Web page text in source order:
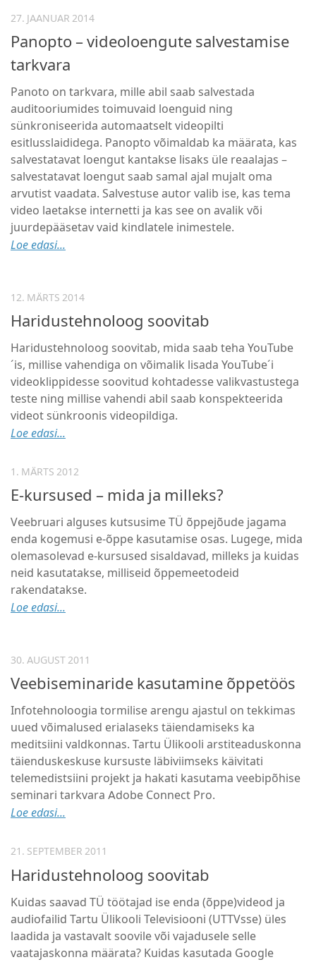
27. JAANUAR 2014
Panopto – videoloengute salvestamise
tarkvara
Panoto on tarkvara, mille abil saab salvestada
auditooriumides toimuvaid loenguid ning
sünkroniseerida automaatselt videopilti
esitlusslaididega. Panopto võimaldab ka määrata, kas
salvestatavat loengut kantakse lisaks üle reaalajas –
salvestatavat loengut saab samal ajal mujalt oma
arvutist vaadata. Salvestuse autor valib ise, kas tema
video laetakse internetti ja kas see on avalik või
juurdepääsetav vaid kindlatele inimestele.
Loe edasi...
12. MÄRTS 2014
Haridustehnoloog soovitab
Haridustehnoloog soovitab, mida saab teha YouTube
´is, millise vahendiga on võimalik lisada YouTube´i
videoklippidesse soovitud kohtadesse valikvastustega
teste ning millise vahendi abil saab konspekteerida
videot sünkroonis videopildiga.
Loe edasi...
1. MÄRTS 2012
E-kursused – mida ja milleks?
Veebruari alguses kutsusime TÜ õppejõude jagama
enda kogemusi e-õppe kasutamise osas. Lugege, mida
olemasolevad e-kursused sisaldavad, milleks ja kuidas
neid kasutatakse, milliseid õppemeetodeid
rakendatakse.
Loe edasi...
30. AUGUST 2011
Veebiseminaride kasutamine õppetöös
Infotehnoloogia tormilise arengu ajastul on tekkimas
uued võimalused erialaseks täiendamiseks ka
meditsiini valdkonnas. Tartu Ülikooli arstiteaduskonna
täienduskeskuse kursuste läbiviimseks käivitati
telemedistsiini projekt ja hakati kasutama veebipõhise
seminari tarkvara Adobe Connect Pro.
Loe edasi...
21. SEPTEMBER 2011
Haridustehnoloog soovitab
Kuidas saavad TÜ töötajad ise enda (õppe)videod ja
audiofailid Tartu Ülikooli Televisiooni (UTTVsse) üles
laadida ja vastavalt soovile või vajadusele selle
vaatajaskonna määrata? Kuidas kasutada Google